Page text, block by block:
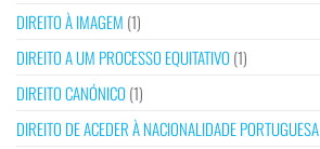
DIREITO À IMAGEM (1)
DIREITO A UM PROCESSO EQUITATIVO (1)
DIREITO CANÓNICO (1)
DIREITO DE ACEDER À NACIONALIDADE PORTUGUESA